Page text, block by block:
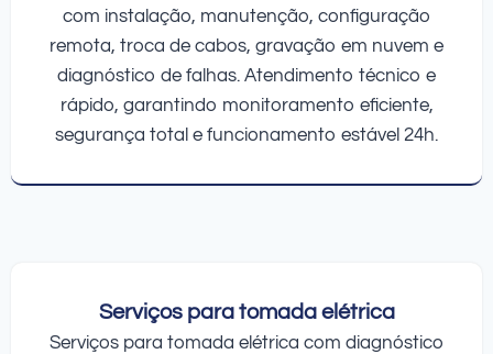
com instalação, manutenção, configuração
remota, troca de cabos, gravação em nuvem e
diagnóstico de falhas. Atendimento técnico e
rápido, garantindo monitoramento eficiente,
segurança total e funcionamento estável 24h.
Serviços para tomada elétrica
Serviços para tomada elétrica com diagnóstico